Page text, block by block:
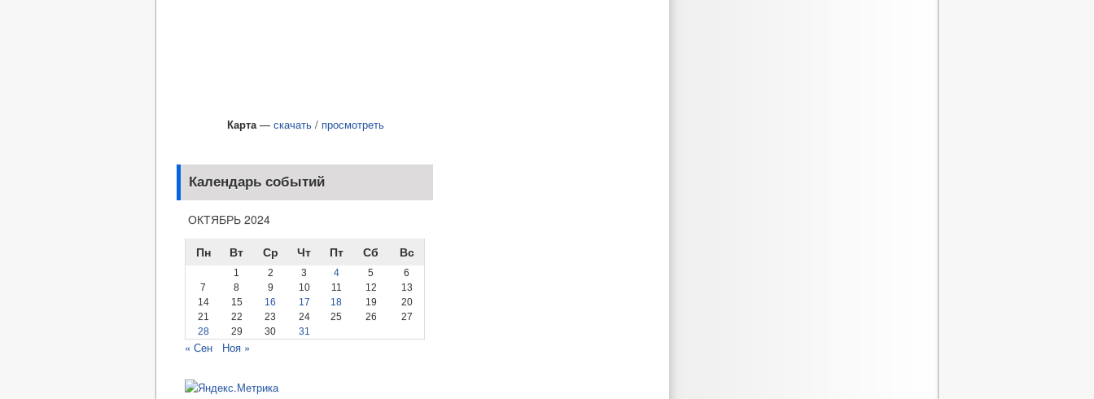
Карта— скачать / просмотреть
Календарь событий
ОКТЯБРЬ 2024
Пн
Вт Ср Чт Пт Сб Вс
1 2 3 4 5
6
7
8 9 10 11 12
13
14
15 16 17 18 19
20
21
22 23 24 25 26
27
28
29 30 31
« Сен Ноя »